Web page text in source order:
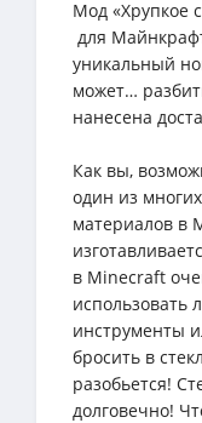
Мод «Хрупкое
для
уникальный
может…
нанесена
Как вы,
один из
материалов в
в Minecraft
использовать
инструменты
бросить в
разобьется!
долговечно!